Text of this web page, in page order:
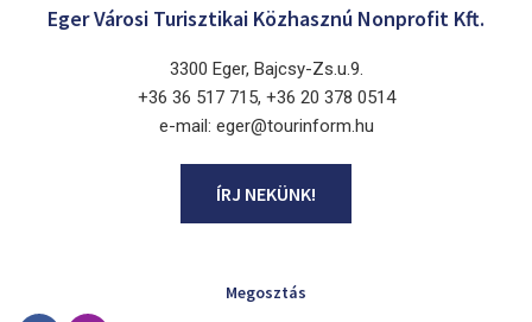
Eger Városi Turisztikai Közhasznú Nonprofit Kft.
3300 Eger, Bajcsy-Zs.u.9.
+36 36 517 715, +36 20 378 0514
e-mail: eger@tourinform.hu
ÍRJ NEKÜNK!
Megosztás